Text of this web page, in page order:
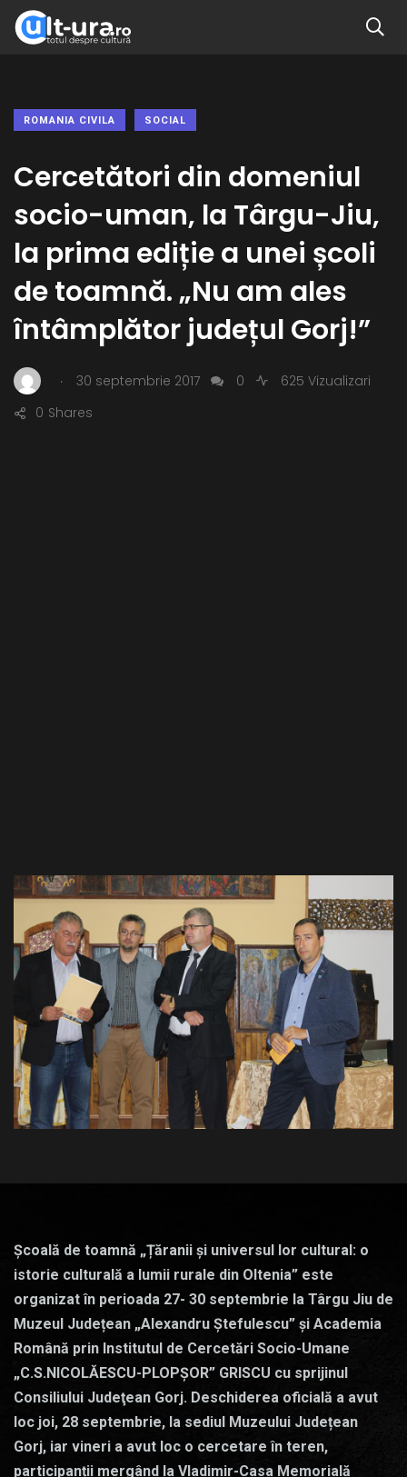
ROMANIA CIVILA SOCIAL
Cercetători din domeniul
socio-uman, la Târgu-Jiu,
la prima ediție a unei școli
de toamnă. „Nu am ales
întâmplător județul Gorj!”
. 30 septembrie 2017 0
625 Vizualizari
Shares
0
Școală de toamnă „Țăranii și universul lor cultural: o
istorie culturală a lumii rurale din Oltenia” este
organizat în perioada 27- 30 septembrie la Târgu Jiu de
Muzeul Județean „Alexandru Ștefulescu” și Academia
Română prin Institutul de Cercetări Socio-Umane
„C.S.NICOLĂESCU-PLOPŞOR” GRISCU cu sprijinul
Consiliului Judeţean Gorj. Deschiderea oficială a avut
loc joi, 28 septembrie, la sediul Muzeului Județean
Gorj, iar vineri a avut loc o cercetare în teren,
participanții mergând la Vladimir-Casa Memorială